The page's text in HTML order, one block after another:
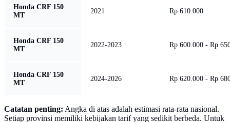
Honda CRF 150
MT
2021 Rp 610.000
Honda CRF 150
MT
2022-2023 Rp 600.000 - Rp
Honda CRF 150
MT
2024-2026 Rp 620.000 - Rp
Catatan penting: Angka di atas adalah estimasi rata-rata nasional.
Setiap provinsi memiliki kebijakan tarif yang sedikit berbeda. Untuk